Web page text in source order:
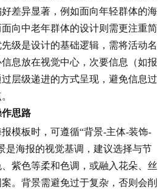
差异显著，例如面向年轻群体的海
向中老年群体的设计则需更注重简
级是设计的基础逻辑，需将活动名
息放在视觉中心，次要信息（如报
层级递进的方式呈现，避免信息过
思路
模板时，可遵循“背景-主体-装饰-
是海报的视觉基调，建议选择与节
紫色等柔和色调，或融入花朵、 丝
。背景需避免过于复杂，否则会削